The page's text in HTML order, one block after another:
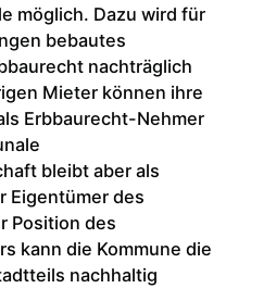
möglich. Dazu wird für
bebautes
nachträglich
Mieter können ihre
Erbbaurecht-Nehmer
bleibt aber als
Eigentümer des
Position des
kann die Kommune die
nachhaltig